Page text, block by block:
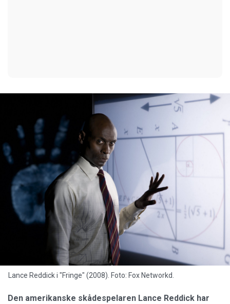
Lance Reddick i "Fringe" (2008). Foto: Fox Networkd.
Den amerikanske skådespelaren Lance Reddick har